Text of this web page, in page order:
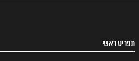
תפריט ראשי